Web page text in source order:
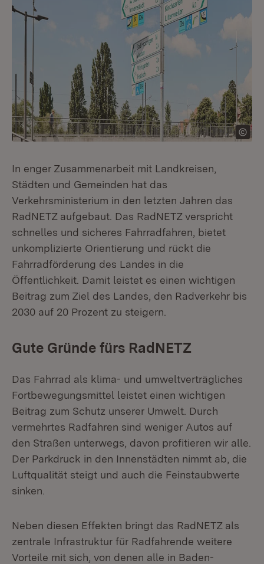
In enger Zusammenarbeit mit Landkreisen,
Städten und Gemeinden hat das
Verkehrsministerium in den letzten Jahren das
RadNETZ aufgebaut. Das RadNETZ verspricht
schnelles und sicheres Fahrradfahren, bietet
unkomplizierte Orientierung und rückt die
Fahrradförderung des Landes in die
Öffentlichkeit. Damit leistet es einen wichtigen
Beitrag zum Ziel des Landes, den Radverkehr bis
2030 auf 20 Prozent zu steigern.
Gute Gründe fürs RadNETZ
Das Fahrrad als klima- und umweltverträgliches
Fortbewegungsmittel leistet einen wichtigen
Beitrag zum Schutz unserer Umwelt. Durch
vermehrtes Radfahren sind weniger Autos auf
den Straßen unterwegs, davon profitieren wir alle.
Der Parkdruck in den Innenstädten nimmt ab, die
Luftqualität steigt und auch die Feinstaubwerte
sinken.
Neben diesen Effekten bringt das RadNETZ als
zentrale Infrastruktur für Radfahrende weitere
Vorteile mit sich, von denen alle in Baden-